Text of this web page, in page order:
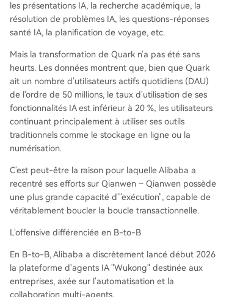
les présentations IA, la recherche académique, la
résolution de problèmes IA, les questions-réponses
santé IA, la planification de voyage, etc.
Mais la transformation de Quark n'a pas été sans
heurts. Les données montrent que, bien que Quark
ait un nombre d'utilisateurs actifs quotidiens (DAU)
de l'ordre de 50 millions, le taux d'utilisation de ses
fonctionnalités IA est inférieur à 20 %, les utilisateurs
continuant principalement à utiliser ses outils
traditionnels comme le stockage en ligne ou la
numérisation.
C'est peut-être la raison pour laquelle Alibaba a
recentré ses efforts sur Qianwen – Qianwen possède
une plus grande capacité d'"exécution", capable de
véritablement boucler la boucle transactionnelle.
L'offensive différenciée en B-to-B
En B-to-B, Alibaba a discrètement lancé début 2026
la plateforme d'agents IA "Wukong" destinée aux
entreprises, axée sur l'automatisation et la
collaboration multi-agents.